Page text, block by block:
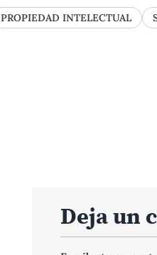
PROPIEDAD INTELECTUAL
Deja un